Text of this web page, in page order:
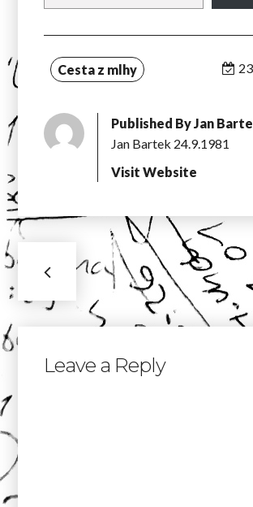
Cesta z mlhy
Published ByJan
Jan Bartek 24.9.1981
Visit Website
Leave a Reply